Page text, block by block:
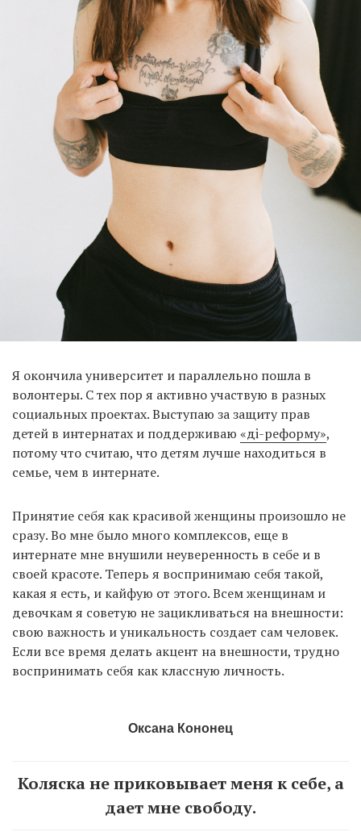
Я окончила университет и параллельно пошла в
волонтеры. С тех пор я активно участвую в разных
социальных проектах. Выступаю за защиту прав
детей в интернатах и ​​поддерживаю «дi-реформу»,
потому что считаю, что детям лучше находиться в
семье, чем в интернате.
Принятие себя как красивой женщины произошло не
сразу. Во мне было много комплексов, еще в
интернате мне внушили неуверенность в себе и в
своей красоте. Теперь я воспринимаю себя такой,
какая я есть, и кайфую от этого. Всем женщинам и
девочкам я советую не зацикливаться на внешности:
свою важность и уникальность создает сам человек.
Если все время делать акцент на внешности, трудно
воспринимать себя как классную личность.
Оксана Кононец
Коляска не приковывает меня к себе, а
дает мне свободу.